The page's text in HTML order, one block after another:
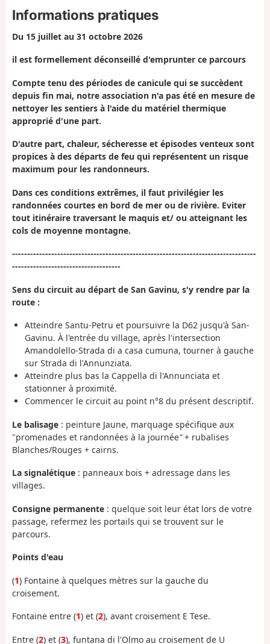
Informations pratiques
Du 15 juillet au 31 octobre 2026
il est formellement déconseillé d'emprunter ce parcours
Compte tenu des périodes de canicule qui se succèdent
depuis fin mai, notre association n'a pas été en mesure de
nettoyer les sentiers à l'aide du matériel thermique
approprié d'une part.
D'autre part, chaleur, sécheresse et épisodes venteux sont
propices à des départs de feu qui représentent un risque
maximum pour les randonneurs.
Dans ces conditions extrêmes, il faut privilégier les
randonnées courtes en bord de mer ou de rivière. Eviter
tout itinéraire traversant le maquis et/ ou atteignant les
cols de moyenne montagne.
---------------------------------------------------------------------------------
------------------------------------
Sens du circuit au départ de San Gavinu, s'y rendre par la
route :
Atteindre Santu-Petru et poursuivre la D62 jusqu'à San-
Gavinu. À l'entrée du village, après l'intersection
Amandolello-Strada di a casa cumuna, tourner à gauche
sur Strada di l'Annunziata.
Atteindre plus bas la Cappella di l'Annunciata et
stationner à proximité.
Commencer le circuit au point n°8 du présent descriptif.
Le balisage : peinture Jaune, marquage spécifique aux
"promenades et randonnées à la journée"+ rubalises
Blanches/Rouges + cairns.
La signalétique : panneaux bois + adressage dans les
villages.
Consigne permanente : quelque soit leur état lors de votre
passage, refermez les portails qui se trouvent sur le
parcours.
Points d'eau
(1) Fontaine à quelques mètres sur la gauche du
croisement.
Fontaine entre (1) et (2), avant croisement E Tese.
Entre (2) et (3), funtana di l'Olmo au croisement de U